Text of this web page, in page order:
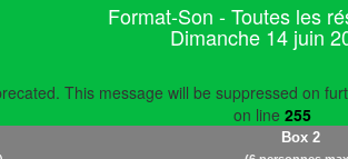
Format-Son - Toutes les
Dimanche 14 juin
This message will be suppressed on
on line 255
Box 2